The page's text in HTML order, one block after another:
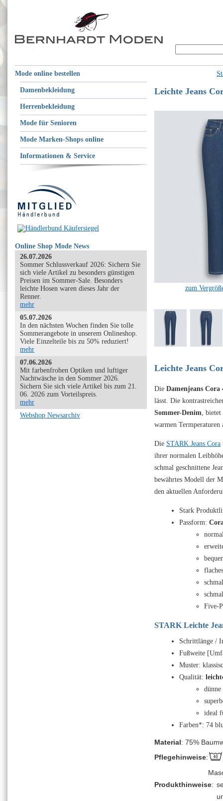
Mode online bestellen
Damenbekleidung
Herrenbekleidung
Mode für Senioren
Mode Marken-Shops online
Informationen & Service
Online Shop Mode News
26.07.2026
Sommer Schlussverkauf 2026: Sichern Sie
sich viele Artikel zu besonders günstigen
Preisen im Sommer-Sale. Besonders
leichte Hosen waren dieses Jahr der
Renner.
mehr
05.07.2026
In den nächsten Wochen finden Sie tolle
Sommerangebote in unserem Onlineshop.
Viele Einzelteile bis zu 50% reduziert!
mehr
07.06.2026
Mit farbenfrohen Optiken und luftiger
Nachtwäsche in den Sommer 2026.
Sichern Sie sich viele Artikel bis zum 21.
06. 2026 zum Vorteilspreis.
mehr
Webshop Newsarchiv
Leichte Jeans
zum
Leichte Jeans
Die Damenjeans Cora
lässt. Die
Sommer-Denim, bietet
warmen Termperaturen
Die STARK Jeans Cora
ihrer normalen
schmal geschnittene
bewährtes Modell der
den aktuellen
Stark
Passform:
Five-
STARK Leichte
Schrittlänge /
Fußweite
Muster:
Qualität:
ideal
Farben*: 74
Material: 75%
Pflegehinweise:
Produkthinweise: